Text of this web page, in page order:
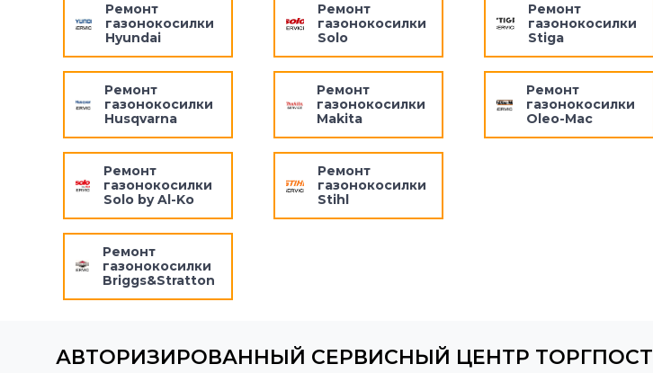
Ремонт
газонокосилки
Hyundai
Ремонт
газонокосилки
Husqvarna
Ремонт
газонокосилки
Solo by Al-Ko
Ремонт
газонокосилки
Briggs&Stratton
Ремонт
газонокосилки
Solo
Ремонт
газонокосилки
Makita
Ремонт
газонокосилки
Stihl
Ремонт
газонокосилки
Stiga
Ремонт
газонокосилки
Oleo-Mac
АВТОРИЗИРОВАННЫЙ СЕРВИСНЫЙ ЦЕНТР ТОРГПОСТ